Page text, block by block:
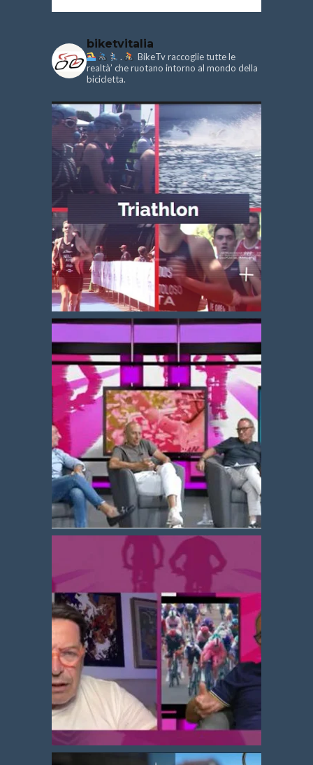
biketvitalia
.
BikeTv raccoglie tutte le
realtà’ che ruotano intorno al mondo della
bicicletta.